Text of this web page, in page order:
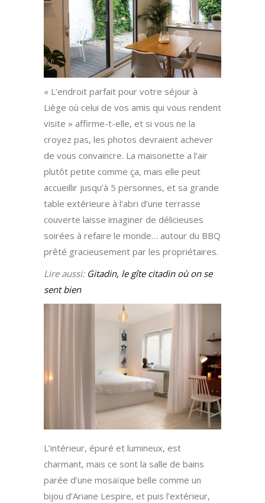
« L’endroit parfait pour votre séjour à
Liège où celui de vos amis qui vous rendent
visite » affirme-t-elle, et si vous ne la
croyez pas, les photos devraient achever
de vous convaincre. La maisonette a l’air
plutôt petite comme ça, mais elle peut
accueillir jusqu’à 5 personnes, et sa grande
table extérieure à l’abri d’une terrasse
couverte laisse imaginer de délicieuses
soirées à refaire le monde… autour du BBQ
prêté gracieusement par les propriétaires.
Lire aussi: Gitadin, le gîte citadin où on se
sent bien
L’intérieur, épuré et lumineux, est
charmant, mais ce sont la salle de bains
parée d’une mosaïque belle comme un
bijou d’Ariane Lespire, et puis l’extérieur,